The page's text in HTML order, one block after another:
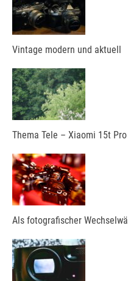
Vintage modern und aktuell
Thema Tele – Xiaomi 15t
Als fotografischer